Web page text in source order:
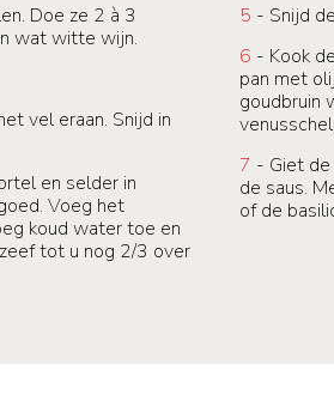
Doe ze 2 à 3
wat witte wijn.
vel eraan. Snijd in
en selder in
Voeg het
koud water toe en
tot u nog 2/3 over
5 - Snijd
6 - Kook
pan met
goudbruin
7 - Giet
de saus.
of de